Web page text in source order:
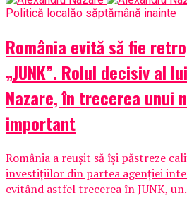
Politică localăo săptămână inainte
România evită să fie
„JUNK”. Rolul decisiv al
Nazare, în trecerea unui
important
România a reușit să își păstreze
investițiilor din partea agenției
evitând astfel trecerea în JUNK,